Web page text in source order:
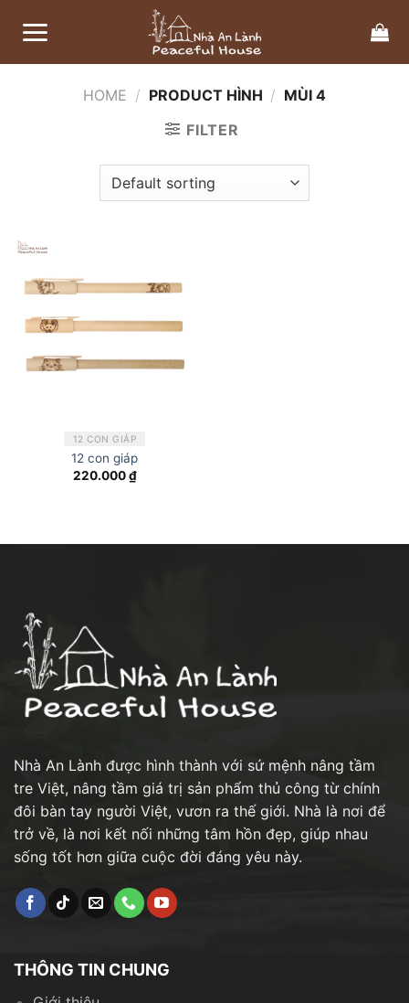
qua
HOME / PRODUCT HÌNH / MÙI 4
FILTER
12 CON GIÁP
12 con giáp
220.000₫
Nhà An Lành được hình thành với sứ mệnh nâng tầm
tre Việt, nâng tầm giá trị sản phẩm thủ công từ chính
đôi bàn tay người Việt, vươn ra thế giới. Nhà là nơi để
trở về, là nơi kết nối những tâm hồn đẹp, giúp nhau
sống tốt hơn giữa cuộc đời đáng yêu này.
THÔNG TIN CHUNG